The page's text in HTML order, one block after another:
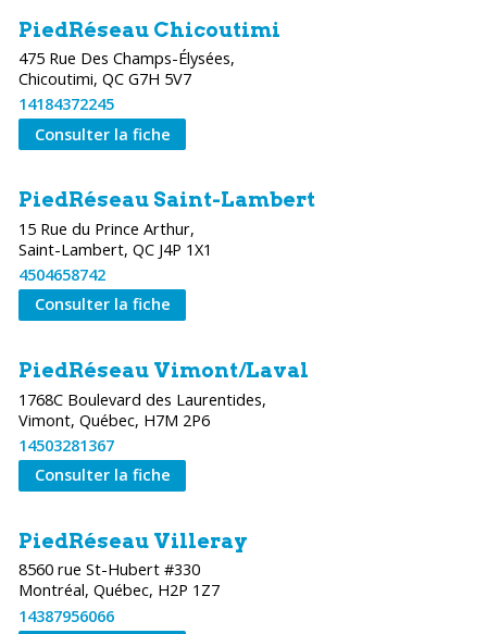
PiedRéseau Chicoutimi
475 Rue Des Champs-Élysées,
Chicoutimi, QC G7H 5V7
14184372245
Consulter la fiche
PiedRéseau Saint-Lambert
15 Rue du Prince Arthur,
Saint-Lambert, QC J4P 1X1
4504658742
Consulter la fiche
PiedRéseau Vimont/Laval
1768C Boulevard des Laurentides,
Vimont, Québec, H7M 2P6
14503281367
Consulter la fiche
PiedRéseau Villeray
8560 rue St-Hubert #330
Montréal, Québec, H2P 1Z7
14387956066